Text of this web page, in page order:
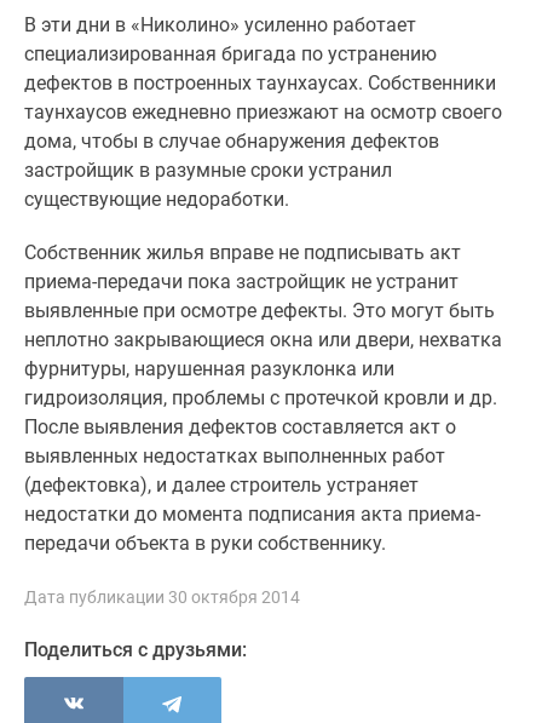
застройщики
Панорамы
новостроек
Видеообзор
новостроек
Экспертиза
новостроек
Экология
Москвы
Подмосковья
Студии
комнатные
комнатные
комнатные
Квартиры
карте
калькулятор
Семейная
ипотека
В эти дни в «Николино» усиленно работает
специализированная бригада по устранению
дефектов в построенных таунхаусах. Собственники
таунхаусов ежедневно приезжают на осмотр своего
дома, чтобы в случае обнаружения дефектов
застройщик в разумные сроки устранил
существующие недоработки.
Собственник жилья вправе не подписывать акт
приема-передачи пока застройщик не устранит
выявленные при осмотре дефекты. Это могут быть
неплотно закрывающиеся окна или двери, нехватка
фурнитуры, нарушенная разуклонка или
гидроизоляция, проблемы с протечкой кровли и др.
После выявления дефектов составляется акт о
выявленных недостатках выполненных работ
(дефектовка), и далее строитель устраняет
недостатки до момента подписания акта приема-
передачи объекта в руки собственнику.
Дата публикации 30 октября 2014
Поделиться с друзьями: